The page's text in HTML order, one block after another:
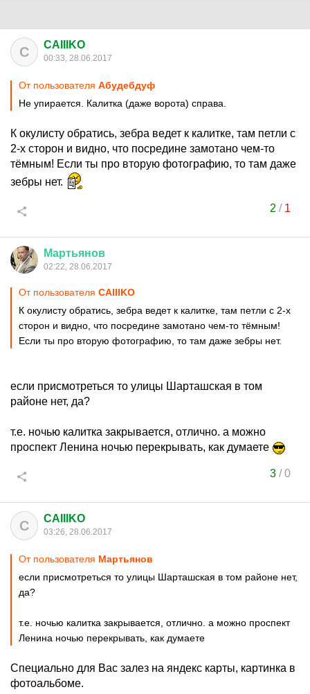
C CAIIIKO
00:33, 28.06.2017
От пользователя Абудебдуф
Не упирается. Калитка (даже ворота) справа.
К окулисту обратись, зебра ведет к калитке, там петли с
2-х сторон и видно, что посредине замотано чем-то
тёмным! Если ты про вторую фотографию, то там даже
зебры нет.
2 / 1
Мартьянов
02:22, 28.06.2017
От пользователя CAIIIKO
К окулисту обратись, зебра ведет к калитке, там петли с 2-х
сторон и видно, что посредине замотано чем-то тёмным!
Если ты про вторую фотографию, то там даже зебры нет.
если присмотреться то улицы Шарташская в том
районе нет, да?
т.е. ночью калитка закрывается, отлично. а можно
проспект Ленина ночью перекрывать, как думаете
3/0
C CAIIIKO
03:26, 28.06.2017
От пользователя Мартьянов
если присмотреться то улицы Шарташская в том районе нет,
да?
т.е. ночью калитка закрывается, отлично. а можно проспект
Ленина ночью перекрывать, как думаете
Специально для Вас залез на яндекс карты, картинка в
фотоальбоме.